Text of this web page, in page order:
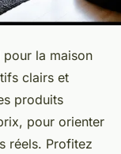
pour la maison
clairs et
produits
pour orienter
réels. Profitez